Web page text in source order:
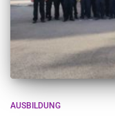
AUSBILDUNG